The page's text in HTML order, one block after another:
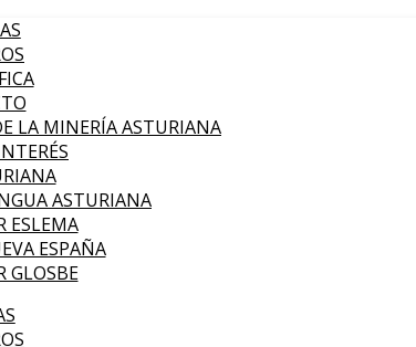
LA MINERÍA ASTURIANA
ASTURIANA
ESLEMA
ESPAÑA
GLOSBE